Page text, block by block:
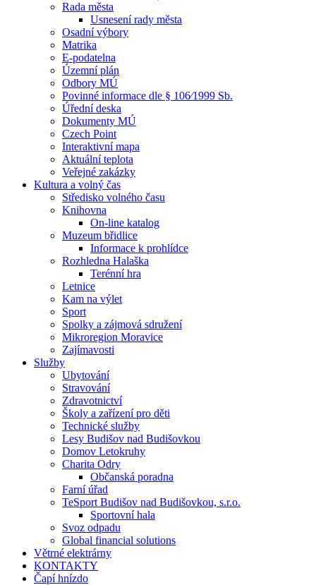
Rada města
Usnesení rady města
Osadní výbory
Matrika
E-podatelna
Územní plán
Odbory MÚ
Povinné informace dle § 106⁄1999 Sb.
Úřední deska
Dokumenty MÚ
Czech Point
Interaktivní mapa
Aktuální teplota
Veřejné zakázky
Kultura a volný čas
Středisko volného času
Knihovna
On-line katalog
Muzeum břidlice
Informace k prohlídce
Rozhledna Halaška
Terénní hra
Letnice
Kam na výlet
Sport
Spolky a zájmová sdružení
Mikroregion Moravice
Zajímavosti
Služby
Ubytování
Stravování
Zdravotnictví
Školy a zařízení pro děti
Technické služby
Lesy Budišov nad Budišovkou
Domov Letokruhy
Charita Odry
Občanská poradna
Farní úřad
TeSport Budišov nad Budišovkou, s.r.o.
Sportovní hala
Svoz odpadu
Global financial solutions
Větrné elektrárny
KONTAKTY
Čapí hnízdo